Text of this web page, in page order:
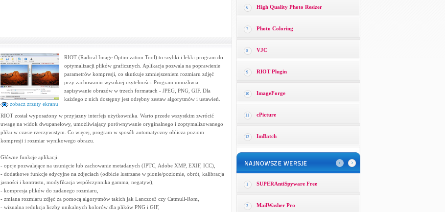
zobacz zrzuty ekranu
RIOT (Radical Image Optimization Tool) to szybki i lekki program do
optymalizacji plików graficznych. Aplikacja pozwala na poprawienie
parametrów kompresji, co skutkuje zmniejszeniem rozmiaru zdjęć
przy zachowaniu wysokiej czytelności. Program umożliwia
zapisywanie obrazów w trzech formatach - JPEG, PNG, GIF. Dla
każdego z nich dostępny jest odrębny zestaw algorytmów i ustawień.
RIOT został wyposażony w przyjazny interfejs użytkownika. Warto przede wszystkim zwrócić
uwagę na widok dwupanelowy, umożliwiający porównywanie oryginalnego i zoptymalizowanego
pliku w czasie rzeczywistym. Co więcej, program w sposób automatyczny oblicza poziom
kompresji i rozmiar wynikowego obrazu.
Główne funkcje aplikacji:
- opcje pozwalające na usunięcie lub zachowanie metadanych (IPTC, Adobe XMP, EXIF, ICC),
- dodatkowe funkcje edycyjne na zdjęciach (odbicie lustrzane w pionie/poziomie, obrót, kalibracja
jasności i kontrastu, modyfikacja współczynnika gamma, negatyw),
- kompresja plików do zadanego rozmiaru,
- zmiana rozmiaru zdjęć za pomocą algorytmów takich jak Lanczos3 czy Catmull-Rom,
- wizualna redukcja liczby unikalnych kolorów dla plików PNG i GIF,
6 High Quality Photo Resizer
7 Photo Coloring
8 VJC
9 RIOT Plugin
10 ImageForge
11 cPicture
12 ImBatch
1 SUPERAntiSpyware Free
2 MailWasher Pro